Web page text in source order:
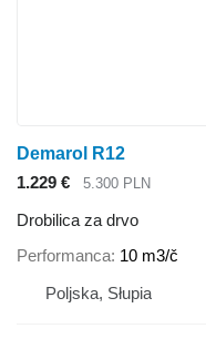
Demarol R12
1.229 €
5.300 PLN
Drobilica za drvo
Performanca 10 m3/č
Poljska, Słupia